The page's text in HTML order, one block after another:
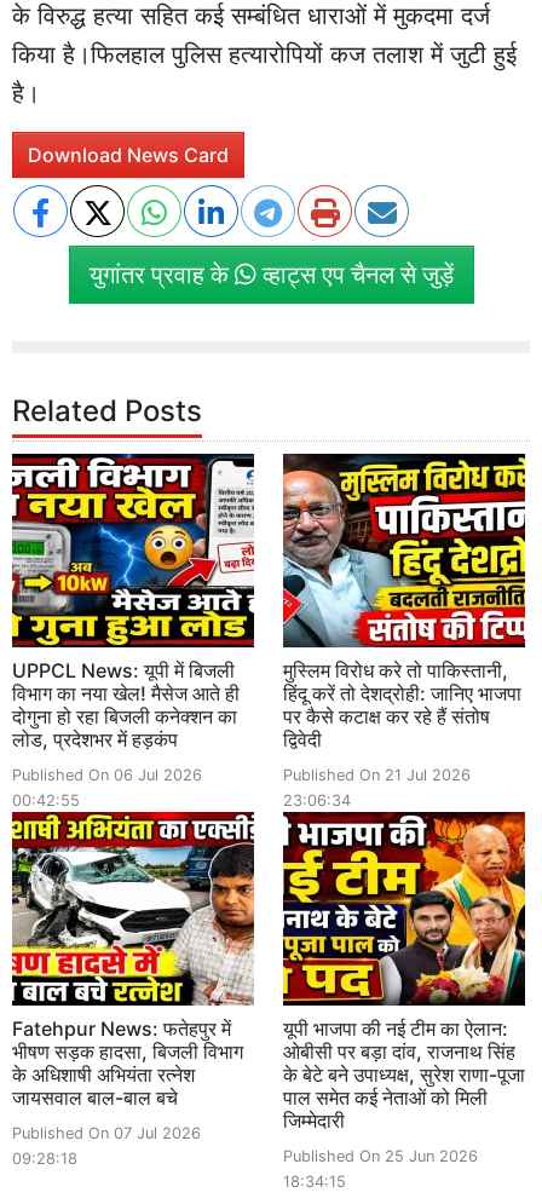
के विरुद्ध हत्या सहित कई सम्बंधित धाराओं में मुकदमा दर्ज
किया है।फिलहाल पुलिस हत्यारोपियों कज तलाश में जुटी हुई
है।
Download News Card
युगांतर प्रवाह के व्हाट्स एप चैनल से जुड़ें
Related Posts
UPPCL News: यूपी में बिजली
विभाग का नया खेल! मैसेज आते ही
दोगुना हो रहा बिजली कनेक्शन का
लोड, प्रदेशभर में हड़कंप
Published On 06 Jul 2026
00:42:55
मुस्लिम विरोध करे तो पाकिस्तानी,
हिंदू करें तो देशद्रोही: जानिए भाजपा
पर कैसे कटाक्ष कर रहे हैं संतोष
द्विवेदी
Published On 21 Jul 2026
23:06:34
Fatehpur News: फतेहपुर में
भीषण सड़क हादसा, बिजली विभाग
के अधिशाषी अभियंता रत्नेश
जायसवाल बाल-बाल बचे
Published On 07 Jul 2026
09:28:18
यूपी भाजपा की नई टीम का ऐलान:
ओबीसी पर बड़ा दांव, राजनाथ सिंह
के बेटे बने उपाध्यक्ष, सुरेश राणा-पूजा
पाल समेत कई नेताओं को मिली
जिम्मेदारी
Published On 25 Jun 2026
18:34:15